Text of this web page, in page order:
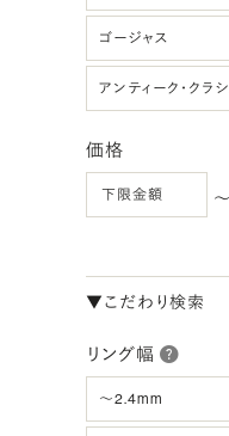
ゴージャス
アンティーク・クラ
価格
〜
▼こだわり検索
リング幅
〜2.4mm